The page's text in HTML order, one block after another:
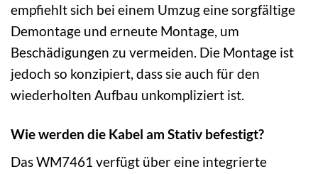
empfiehlt sich bei einem Umzug eine sorgfältige
Demontage und erneute Montage, um
Beschädigungen zu vermeiden. Die Montage ist
jedoch so konzipiert, dass sie auch für den
wiederholten Aufbau unkompliziert ist.
Wie werden die Kabel am Stativ befestigt?
Das WM7461 verfügt über eine integrierte